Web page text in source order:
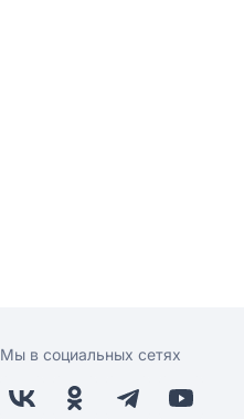
Мы в социальных сетях